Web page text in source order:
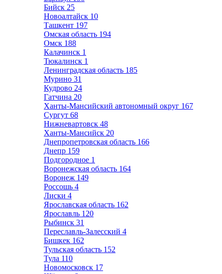
Бийск 25
Новоалтайск 10
Ташкент 197
Омская область 194
Омск 188
Калачинск 1
Тюкалинск 1
Ленинградская область 185
Мурино 31
Кудрово 24
Гатчина 20
Ханты-Мансийский автономный округ 167
Сургут 68
Нижневартовск 48
Ханты-Мансийск 20
Днепропетровская область 166
Днепр 159
Подгородное 1
Воронежская область 164
Воронеж 149
Россошь 4
Лиски 4
Ярославская область 162
Ярославль 120
Рыбинск 31
Переславль-Залесский 4
Бишкек 162
Тульская область 152
Тула 110
Новомосковск 17